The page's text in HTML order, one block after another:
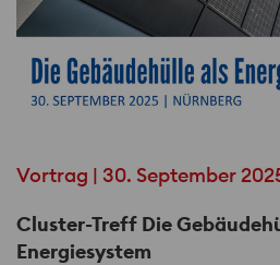
Vortrag | 30. September
Cluster-Treff Die
Energiesystem